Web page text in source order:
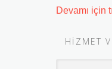
Devamı için
HIZMET